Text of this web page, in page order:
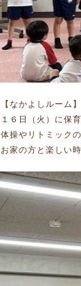
【なかよしルーム】
１６日（火）に保
体操やリトミック
お家の方と楽しい